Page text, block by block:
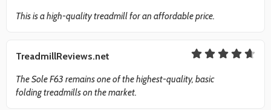
This is a high-quality treadmill for an affordable price.
TreadmillReviews.net
The Sole F63 remains one of the highest-quality, basic
folding treadmills on the market.